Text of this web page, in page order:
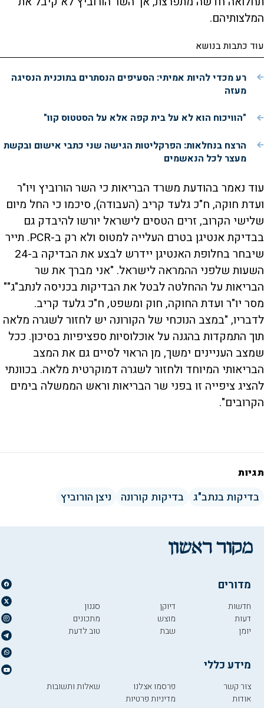
המלצותיהם.
עוד כתבות בנושא
רע מכדי להיות אמיתי: הסעיפים הנסתרים בתוכנית הנסיגה
מעזה
"הוויכוח הוא לא על בית קפה אלא על הסטטוס קוו"
הרצח בנחלאות: הפרקליטות הגישה שני כתבי אישום ובקשת
מעצר לכל הנאשמים
עוד נאמר בהודעת משרד הבריאות כי השר הורוביץ ויו"ר
ועדת חוקה, ח"כ גלעד קריב (העבודה), סיכמו כי החל מיום
שלישי הקרוב, זרים הטסים לישראל יורשו להיבדק גם
בבדיקת אנטיגן בטרם העלייה למטוס ולא רק ב-PCR. תייר
שיבחר בחלופת האנטיגן יידרש לבצע את הבדיקה ב-24
השעות שלפני ההמראה לישראל. "אני מברך את שר
הבריאות על ההחלטה לבטל את הבדיקות בכניסה לנתב"ג""
מסר יו"ר ועדת החוקה, חוק ומשפט, ח"כ גלעד קריב.
לדבריו, "במצב הנוכחי של הקורונה יש לחזור לשגרה מלאה
תוך התמקדות בהגנה על אוכלוסיות ספציפיות בסיכון. ככל
שמצב העניינים ימשך, מן הראוי לסיים גם את המצב
הבריאותי המיוחד ולחזור לשגרה דמוקרטית מלאה. בכוונתי
להציג ציפייה זו בפני שר הבריאות וראש הממשלה בימים
הקרובים".
תגיות
בדיקות בנתב"ג בדיקות קורונה ניצן הורוביץ
מדורים
חדשות
דעות
יומן
דיוקן
מוצש
שבת
סגנון
מתכונים
טוב לדעת
מידע כללי
צור קשר
אודות
פרסמו אצלנו
מדיניות פרטיות
שאלות ותשובות